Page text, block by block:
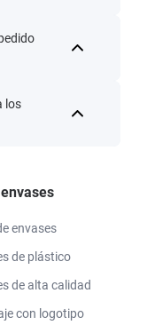
los
envases
de plástico
de alta calidad
con logotipo